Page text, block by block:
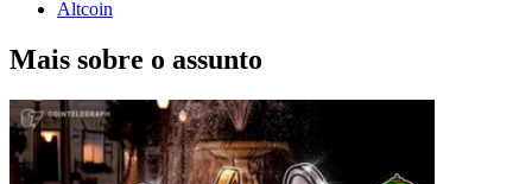
Altcoin
Mais sobre o assunto